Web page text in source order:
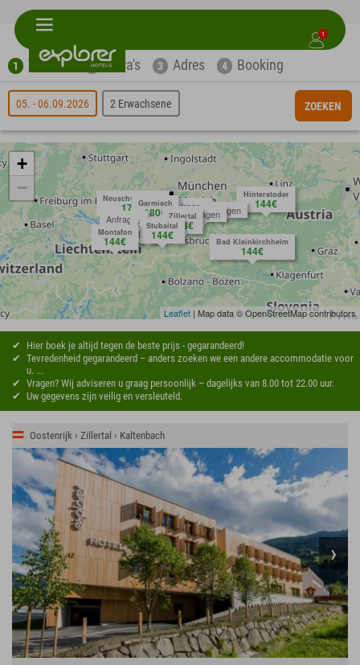
1
1 Zoeken 2 Extra's 3 Adres 4 Booking
05. - 06.09.2026 2 Erwachsene ZOEKEN
Zillertal
153€
Stubaital
144€
Ötztal
144€
Neuschwanstein
171€
Montafon
144€
Hinterstoder
144€
Garmisch
180€
Bad Kleinkirchheim
144€
Anfragen
Anfragen
Anfragen
Anfragen
+
−
Leaflet | Map data © OpenStreetMap contributors
Hier boek je altijd tegen de beste prijs - gegarandeerd!
Tevredenheid gegarandeerd – anders zoeken we een andere accommodatie voor
u. ...
Vragen? Wij adviseren u graag persoonlijk – dagelijks van 8.00 tot 22.00 uur.
Uw gegevens zijn veilig en versleuteld.
Oostenrijk › Zillertal › Kaltenbach